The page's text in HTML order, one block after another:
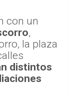
con un
,
la plaza
distintos